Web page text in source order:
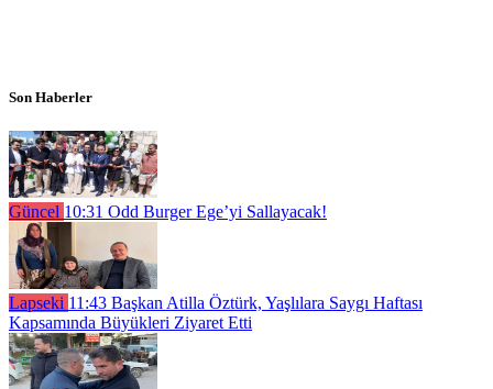
Son Haberler
Güncel 10:31 Odd Burger Ege’yi Sallayacak!
Lapseki 11:43 Başkan Atilla Öztürk, Yaşlılara Saygı Haftası
Kapsamında Büyükleri Ziyaret Etti